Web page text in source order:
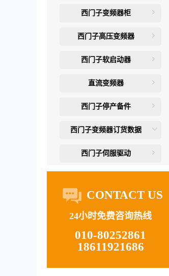
西门子变频器柜
西门子高压变频器
西门子软启动器
直流变频器
西门子停产备件
西门子变频器订货数据
西门子伺服驱动
CONTACT US
24小时免费咨询热线
010-80252861
18611921686